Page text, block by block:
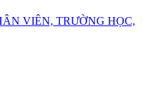
VIÊN, TRƯỜNG HỌC,